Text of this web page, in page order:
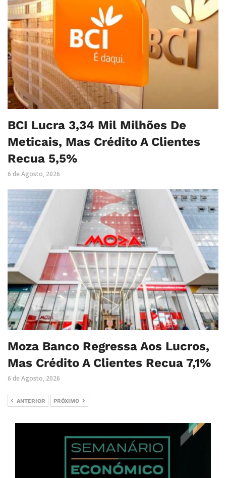
BCI Lucra 3,34 Mil Milhões De
Meticais, Mas Crédito A Clientes
Recua 5,5%
6 de Agosto, 2026
Moza Banco Regressa Aos Lucros,
Mas Crédito A Clientes Recua 7,1%
6 de Agosto, 2026
ANTERIOR PRÓXIMO